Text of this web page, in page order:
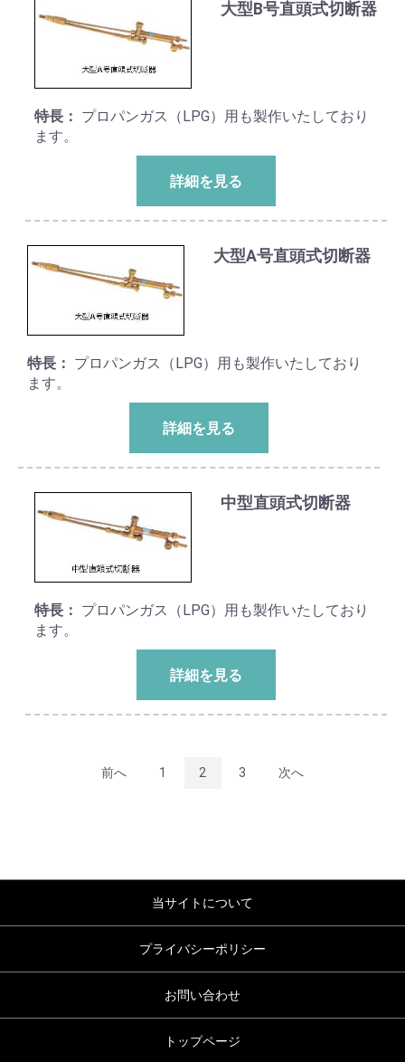
大型B号直頭式切断器
特長： プロパンガス（LPG）用も製作いたしており
ます。
詳細を見る
大型A号直頭式切断器
特長： プロパンガス（LPG）用も製作いたしており
ます。
詳細を見る
中型直頭式切断器
特長： プロパンガス（LPG）用も製作いたしており
ます。
詳細を見る
前へ 1 2 3 次へ
当サイトについて
プライバシーポリシー
お問い合わせ
トップページ